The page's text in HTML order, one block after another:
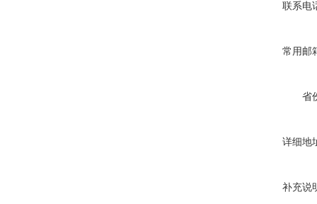
联系电
常用邮
省
详细地
补充说